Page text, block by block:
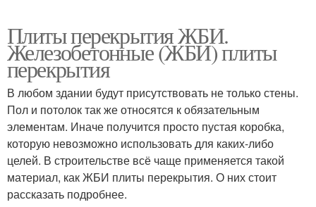
Плиты перекрытия ЖБИ.
Железобетонные (ЖБИ) плиты
перекрытия
В любом здании будут присутствовать не только стены.
Пол и потолок так же относятся к обязательным
элементам. Иначе получится просто пустая коробка,
которую невозможно использовать для каких-либо
целей. В строительстве всё чаще применяется такой
материал, как ЖБИ плиты перекрытия. О них стоит
рассказать подробнее.